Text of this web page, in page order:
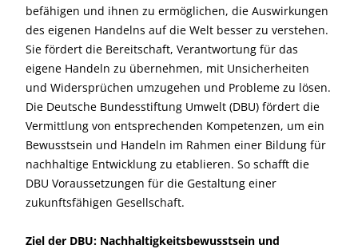
befähigen und ihnen zu ermöglichen, die Auswirkungen
des eigenen Handelns auf die Welt besser zu verstehen.
Sie fördert die Bereitschaft, Verantwortung für das
eigene Handeln zu übernehmen, mit Unsicherheiten
und Widersprüchen umzugehen und Probleme zu lösen.
Die Deutsche Bundesstiftung Umwelt (DBU) fördert die
Vermittlung von entsprechenden Kompetenzen, um ein
Bewusstsein und Handeln im Rahmen einer Bildung für
nachhaltige Entwicklung zu etablieren. So schafft die
DBU Voraussetzungen für die Gestaltung einer
zukunftsfähigen Gesellschaft.
Ziel der DBU: Nachhaltigkeitsbewusstsein und